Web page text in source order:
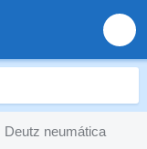
Deutz neumática